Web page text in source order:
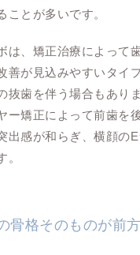
ことが多いです。
は、矯正治療によって
善が見込みやすいタイ
抜歯を伴う場合もあり
ー矯正によって前歯を
出感が和らぎ、横顔の
。
骨格そのものが前